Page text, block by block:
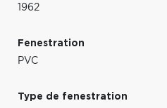
1962
Fenestration
PVC
Type de fenestration